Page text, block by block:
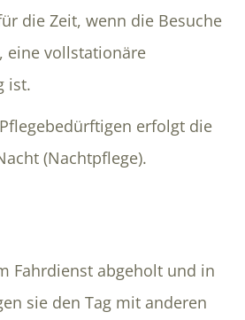
die Zeit, wenn die Besuche
eine vollstationäre
ist.
erfolgt die
(Nachtpflege).
Fahrdienst abgeholt und in
sie den Tag mit anderen